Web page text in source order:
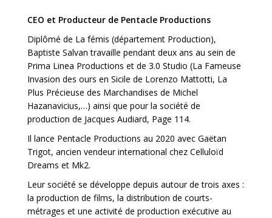
CEO et Producteur de Pentacle Productions
Diplômé de La fémis (département Production),
Baptiste Salvan travaille pendant deux ans au sein de
Prima Linea Productions et de 3.0 Studio (La Fameuse
Invasion des ours en Sicile de Lorenzo Mattotti, La
Plus Précieuse des Marchandises de Michel
Hazanavicius,…) ainsi que pour la société de
production de Jacques Audiard, Page 114.
Il lance Pentacle Productions au 2020 avec Gaëtan
Trigot, ancien vendeur international chez Celluloïd
Dreams et Mk2.
Leur société se développe depuis autour de trois axes :
la production de films, la distribution de courts-
métrages et une activité de production exécutive au